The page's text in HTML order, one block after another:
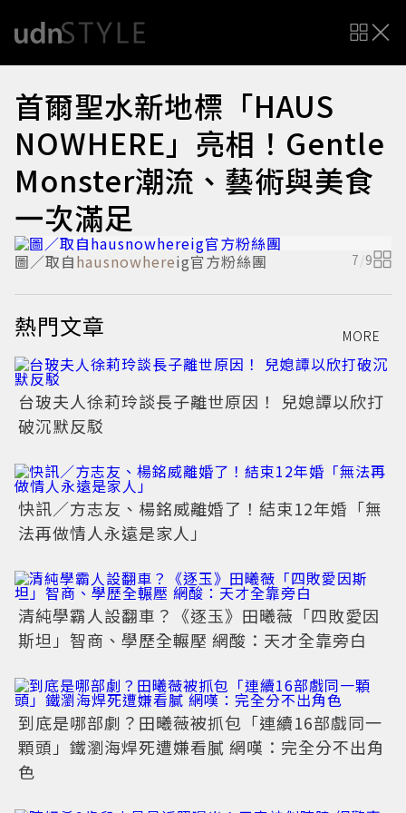
首爾聖水新地標「HAUS
NOWHERE」亮相！Gentle
Monster潮流、藝術與美食
一次滿足
圖／取自hausnowhereig官方粉絲團 7/9
熱門文章 MORE
台玻夫人徐莉玲談長子離世原因！ 兒媳譚以欣打
破沉默反駁
快訊／方志友、楊銘威離婚了！結束12年婚「無
法再做情人永遠是家人」
清純學霸人設翻車？《逐玉》田曦薇「四敗愛因
斯坦」智商、學歷全輾壓 網酸：天才全靠旁白
到底是哪部劇？田曦薇被抓包「連續16部戲同一
顆頭」鐵瀏海焊死遭嫌看膩 網嘆：完全分不出角
色